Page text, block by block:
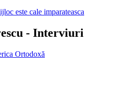
este cale imparateasca
- Interviuri
Ortodoxă